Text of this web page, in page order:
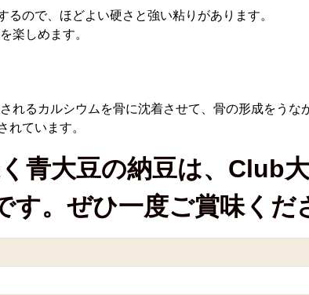
るので、ほどよい硬さと強い粘りがあります。
楽しめます。
れるカルシウムを骨に沈着させて、骨の形成をうな
れています。
青大豆の納豆は、Club
す。ぜひ一度ご賞味くだ